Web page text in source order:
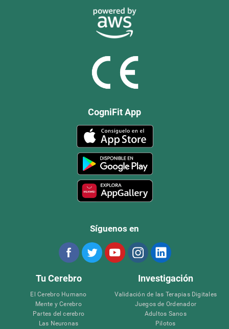
CogniFit App
Síguenos en
Tu Cerebro
El Cerebro Humano
Mente y Cerebro
Partes del cerebro
Las Neuronas
Investigación
Validación de las Terapias Digitales
Juegos de Ordenador
Adultos Sanos
Pilotos